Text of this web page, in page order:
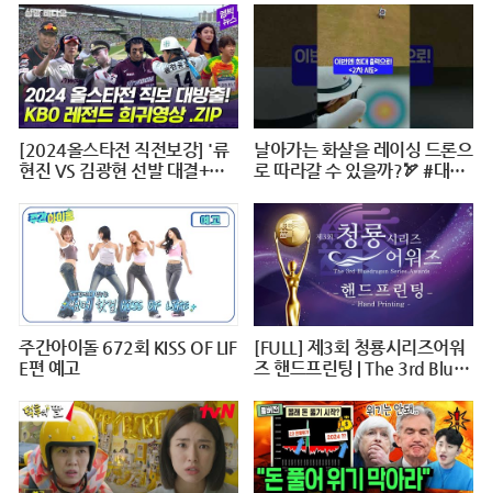
[2024올스타전 직전보강] '류
현진 VS 김광현 선발 대결+이
날아가는 화살을 레이싱 드론으
로 따라갈 수 있을까?🏹 #대작
궁 #다큐 #shorts #240724저
녁7시40분 #KBS1TV
주간아이돌 672회 KISS OF LIF
E편 예고
[FULL] 제3회 청룡시리즈어워
즈 핸드프린팅 | The 3rd Blue
printing @ 20240625